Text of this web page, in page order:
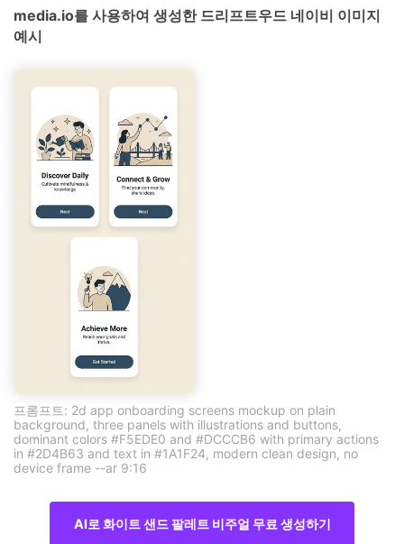
media.io를 사용하여 생성한 드리프트우드 네이비 이미지
예시
프롬프트: 2d app onboarding screens mockup on plain
background, three panels with illustrations and buttons,
dominant colors #F5EDE0 and #DCCCB6 with primary actions
in #2D4B63 and text in #1A1F24, modern clean design, no
device frame --ar 9:16
AI로 화이트 샌드 팔레트 비주얼 무료 생성하기